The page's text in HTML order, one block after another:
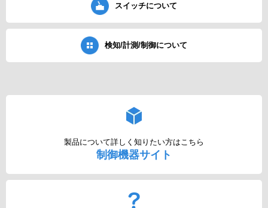
スイッチについて
検知/計測/制御について
製品について詳しく知りたい方はこちら
制御機器サイト